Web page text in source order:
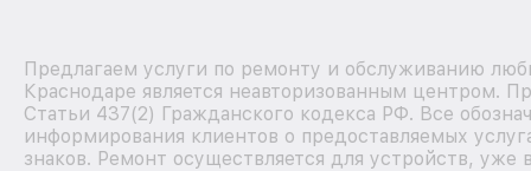
Предлагаем услуги по ремонту и обслуживанию
Краснодаре является неавторизованным центром.
Статьи 437(2) Гражданского кодекса РФ. Все
информирования клиентов о предоставляемых
знаков. Ремонт осуществляется для устройств,